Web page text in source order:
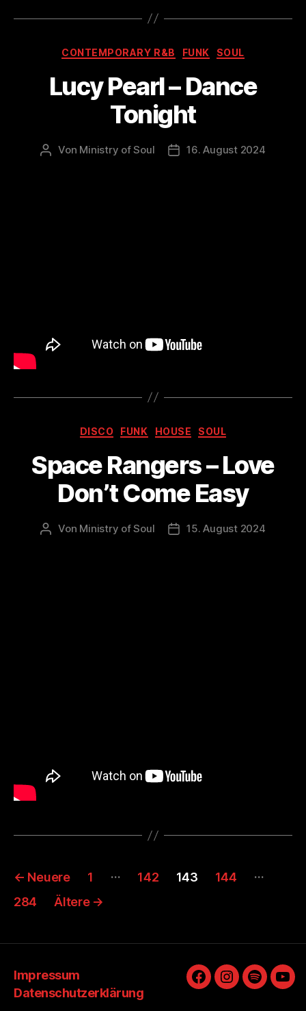
Kategorien
CONTEMPORARY R&B FUNK SOUL
Lucy Pearl – Dance
Tonight
Beitragsautor
Von Ministry of Soul Veröffentlichungsdatum
16. August 2024
Kategorien
DISCO FUNK HOUSE SOUL
Space Rangers – Love
Don’t Come Easy
Beitragsautor
Von Ministry of Soul Veröffentlichungsdatum
15. August 2024
Seitennummerierung
der
← Neuere 1 … 142 143 144
…
284
Ältere →
Impressum
Datenschutzerklärung
FacebookInstagram
Spotify